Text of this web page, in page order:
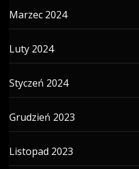
Marzec 2024
Luty 2024
Styczeń 2024
Grudzień 2023
Listopad 2023